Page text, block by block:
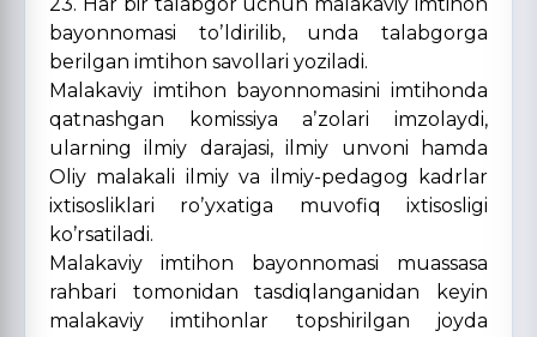
bayonnomasi toʼldirilib, unda talabgorga
berilgan imtihon savollari yoziladi.
Malakaviy imtihon bayonnomasini imtihonda
qatnashgan komissiya aʼzolari imzolaydi,
ularning ilmiy darajasi, ilmiy unvoni hamda
Oliy malakali ilmiy va ilmiy-pedagog kadrlar
ixtisosliklari roʼyxatiga muvofiq ixtisosligi
koʼrsatiladi.
Malakaviy imtihon bayonnomasi muassasa
rahbari tomonidan tasdiqlanganidan keyin
malakaviy imtihonlar topshirilgan joyda